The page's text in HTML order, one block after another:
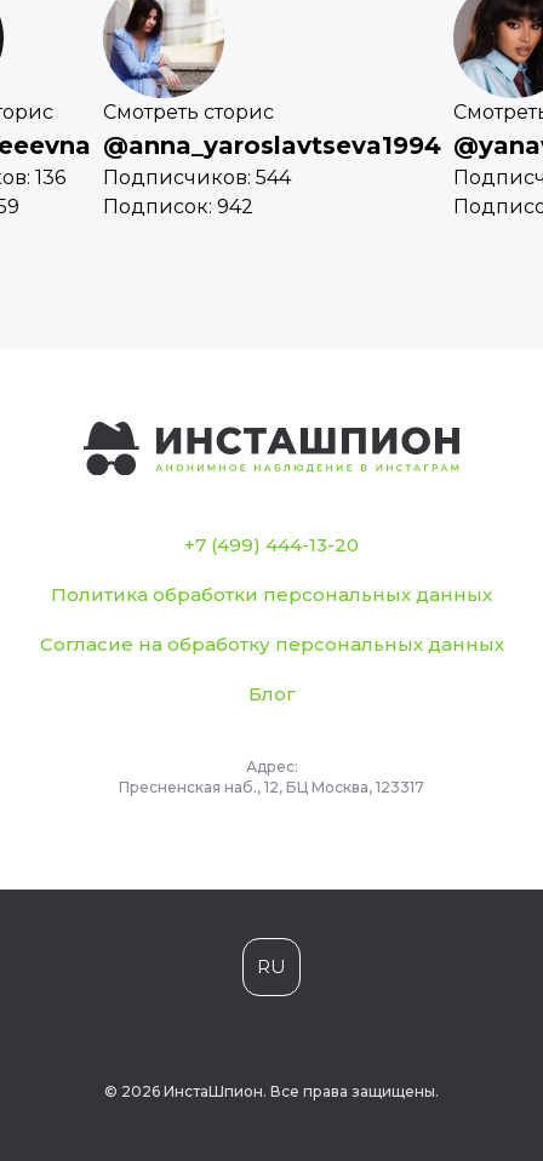
136
Смотреть сторис
@anna_yaroslavtseva1994
Подписчиков: 544
Подписок: 942
+7 (499) 444-13-20
Политика обработки персональных данных
Согласие на обработку персональных данных
Блог
Адрес:
Пресненская наб., 12, БЦ Москва, 123317
RU
© 2026 ИнстаШпион. Все права защищены.